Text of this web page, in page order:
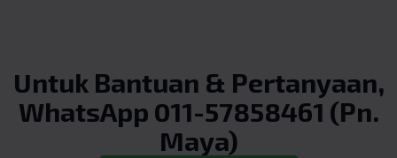
Untuk Bantuan & Pertanyaan,
WhatsApp 011-57858461 (Pn.
Maya)